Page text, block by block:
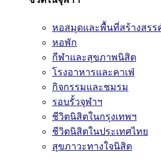
หอสมุดและพื้นที่สร้างสรร
หอพัก
กีฬาและสุขภาพนิสิต
โรงอาหารและคาเฟ่
กิจกรรมและชมรม
รอบรั้วจุฬาฯ
ชีวิตนิสิตในกรุงเทพฯ
ชีวิตนิสิตในประเทศไทย
สุขภาวะทางใจนิสิต